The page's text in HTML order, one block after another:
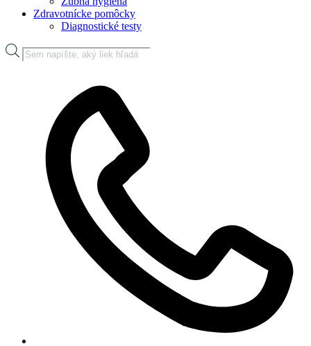
Zdravotnícke pomôcky
Diagnostické testy
Products
search